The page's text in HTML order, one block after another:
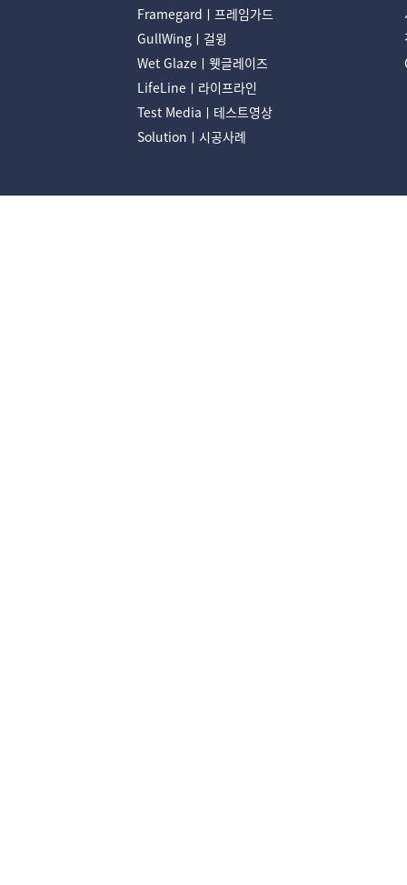
Framegardㅣ프레임가드
GullWingㅣ걸윙
Wet Glazeㅣ웻글레이즈
LifeLineㅣ라이프라인
Test Mediaㅣ테스트영상
Solutionㅣ시공사례